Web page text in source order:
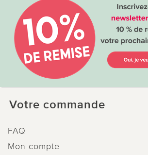
Votre commande
FAQ
Mon compte